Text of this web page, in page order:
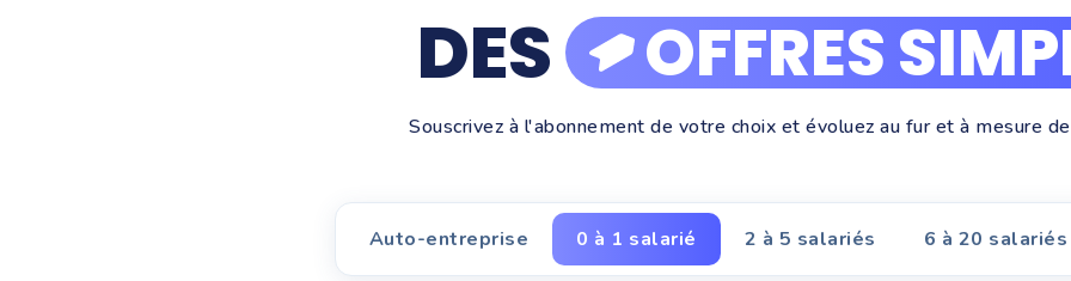
DES OFFRES
Souscrivez à l'abonnement de votre choix et évoluez au fur et à mesure
Auto-entreprise 0 à 1 salarié 2 à 5 salariés 6 à 20 salariés